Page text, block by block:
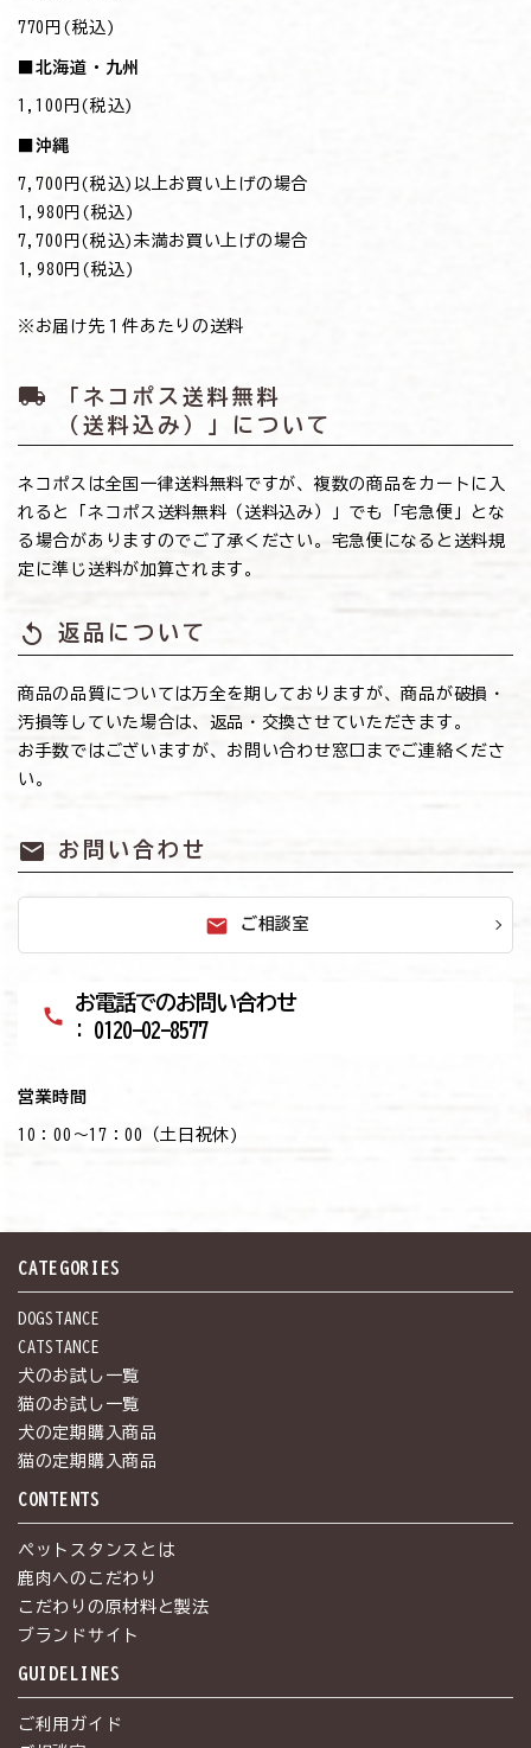
770円(税込)
■北海道・九州
1,100円(税込)
■沖縄
7,700円(税込)以上お買い上げの場合
→1,980円(税込)
7,700円(税込)未満お買い上げの場合
→1,980円(税込)
※お届け先１件あたりの送料
local_shipping
「ネコポス送料無料
（送料込み）」について
ネコポスは全国一律送料無料ですが、複数の商品をカートに入
れると「ネコポス送料無料（送料込み）」でも「宅急便」とな
る場合がありますのでご了承ください。宅急便になると送料規
定に準じ送料が加算されます。
replay 返品について
商品の品質については万全を期しておりますが、商品が破損・
汚損等していた場合は、返品・交換させていただきます。
お手数ではございますが、お問い合わせ窓口までご連絡くださ
い。
mail お問い合わせ
mail ご相談室
call
お電話でのお問い合わせ
: 0120-02-8577
営業時間
10：00～17：00（土日祝休)
CATEGORIES
DOGSTANCE
CATSTANCE
犬のお試し一覧
猫のお試し一覧
犬の定期購入商品
猫の定期購入商品
CONTENTS
ペットスタンスとは
鹿肉へのこだわり
こだわりの原材料と製法
ブランドサイト
GUIDELINES
ご利用ガイド